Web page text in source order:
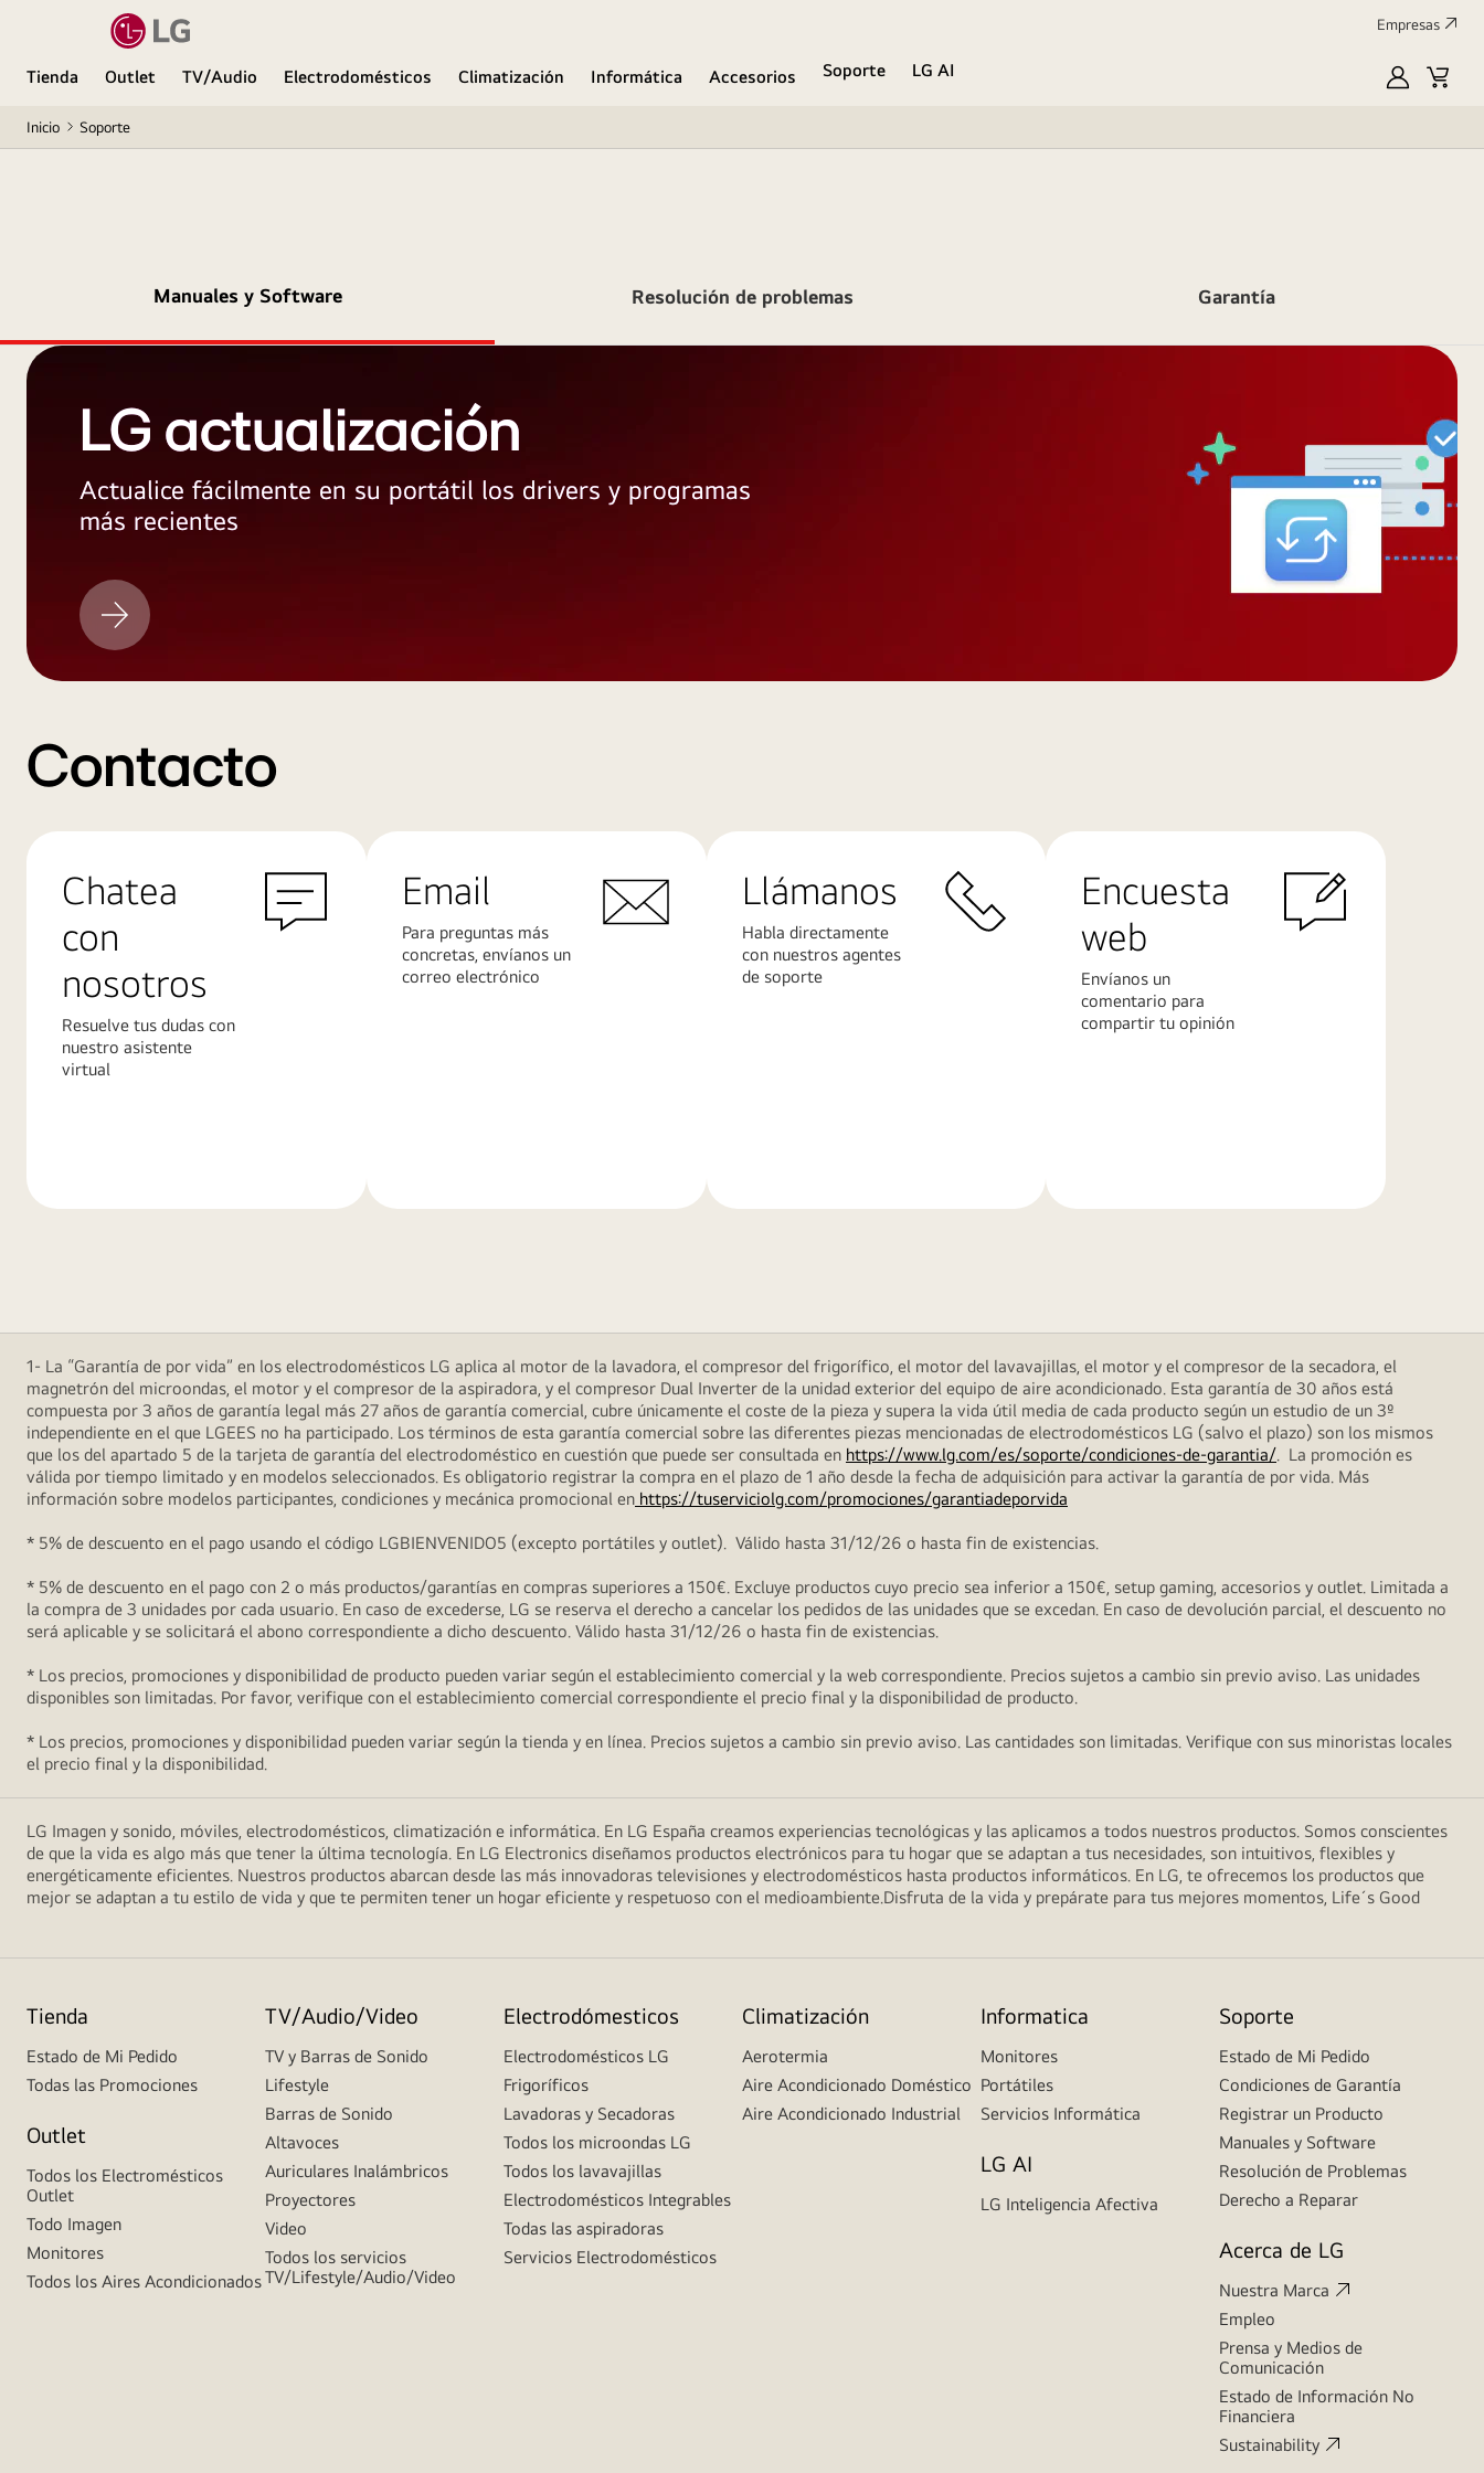
Empresas
Tienda Outlet TV/Audio Electrodomésticos Climatización Informática Accesorios Soporte
LG AI
MyLG
Inicio Soporte
Manuales y Software Resolución de problemas Garantía
LG actualización
Actualice fácilmente en su portátil los drivers y programas
más recientes
LG
actualización
Contacto
Chatea
con
nosotros
Resuelve tus dudas con
nuestro asistente
virtual
Email
Para preguntas más
concretas, envíanos un
correo electrónico
Llámanos
Habla directamente
con nuestros agentes
de soporte
Encuesta
web
Envíanos un
comentario para
compartir tu opinión
1- La “Garantía de por vida” en los electrodomésticos LG aplica al motor de la lavadora, el compresor del frigorífico, el motor del lavavajillas, el motor y el compresor de la secadora, el
magnetrón del microondas, el motor y el compresor de la aspiradora, y el compresor Dual Inverter de la unidad exterior del equipo de aire acondicionado. Esta garantía de 30 años está
compuesta por 3 años de garantía legal más 27 años de garantía comercial, cubre únicamente el coste de la pieza y supera la vida útil media de cada producto según un estudio de un 3º
independiente en el que LGEES no ha participado. Los términos de esta garantía comercial sobre las diferentes piezas mencionadas de electrodomésticos LG (salvo el plazo) son los mismos
que los del apartado 5 de la tarjeta de garantía del electrodoméstico en cuestión que puede ser consultada en https://www.lg.com/es/soporte/condiciones-de-garantia/. La promoción es
válida por tiempo limitado y en modelos seleccionados. Es obligatorio registrar la compra en el plazo de 1 año desde la fecha de adquisición para activar la garantía de por vida. Más
información sobre modelos participantes, condiciones y mecánica promocional en https://tuserviciolg.com/promociones/garantiadeporvida
* 5% de descuento en el pago usando el código LGBIENVENIDO5 (excepto portátiles y outlet). Válido hasta 31/12/26 o hasta fin de existencias.
* 5% de descuento en el pago con 2 o más productos/garantías en compras superiores a 150€. Excluye productos cuyo precio sea inferior a 150€, setup gaming, accesorios y outlet. Limitada a
la compra de 3 unidades por cada usuario. En caso de excederse, LG se reserva el derecho a cancelar los pedidos de las unidades que se excedan. En caso de devolución parcial, el descuento no
será aplicable y se solicitará el abono correspondiente a dicho descuento. Válido hasta 31/12/26 o hasta fin de existencias.
* Los precios, promociones y disponibilidad de producto pueden variar según el establecimiento comercial y la web correspondiente. Precios sujetos a cambio sin previo aviso. Las unidades
disponibles son limitadas. Por favor, verifique con el establecimiento comercial correspondiente el precio final y la disponibilidad de producto.
* Los precios, promociones y disponibilidad pueden variar según la tienda y en línea. Precios sujetos a cambio sin previo aviso. Las cantidades son limitadas. Verifique con sus minoristas locales
el precio final y la disponibilidad.
LG Imagen y sonido, móviles, electrodomésticos, climatización e informática. En LG España creamos experiencias tecnológicas y las aplicamos a todos nuestros productos. Somos conscientes
de que la vida es algo más que tener la última tecnología. En LG Electronics diseñamos productos electrónicos para tu hogar que se adaptan a tus necesidades, son intuitivos, flexibles y
energéticamente eficientes. Nuestros productos abarcan desde las más innovadoras televisiones y electrodomésticos hasta productos informáticos. En LG, te ofrecemos los productos que
mejor se adaptan a tu estilo de vida y que te permiten tener un hogar eficiente y respetuoso con el medioambiente.Disfruta de la vida y prepárate para tus mejores momentos, Life´s Good
Tienda
Estado de Mi Pedido
Todas las Promociones
Outlet
Todos los Electromésticos
Outlet
Todo Imagen
Monitores
Todos los Aires Acondicionados
TV/Audio/Video
TV y Barras de Sonido
Lifestyle
Barras de Sonido
Altavoces
Auriculares Inalámbricos
Proyectores
Video
Todos los servicios
TV/Lifestyle/Audio/Video
Electrodómesticos
Electrodomésticos LG
Frigoríficos
Lavadoras y Secadoras
Todos los microondas LG
Todos los lavavajillas
Electrodomésticos Integrables
Todas las aspiradoras
Servicios Electrodomésticos
Climatización
Aerotermia
Aire Acondicionado Doméstico
Aire Acondicionado Industrial
Informatica
Monitores
Portátiles
Servicios Informática
LG AI
LG Inteligencia Afectiva
Soporte
Estado de Mi Pedido
Condiciones de Garantía
Registrar un Producto
Manuales y Software
Resolución de Problemas
Derecho a Reparar
Acerca de LG
Nuestra Marca
Empleo
Prensa y Medios de
Comunicación
Estado de Información No
Financiera
Sustainability